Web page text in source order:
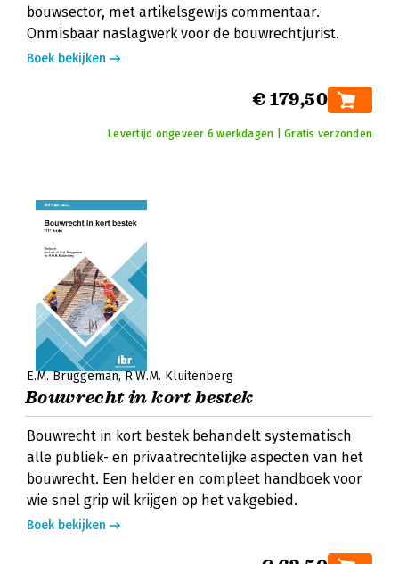
bouwsector, met artikelsgewijs commentaar.
Onmisbaar naslagwerk voor de bouwrechtjurist.
Boek bekijken
€ 179,50
Levertijd ongeveer 6 werkdagen | Gratis verzonden
E.M. Bruggeman R.W.M. Kluitenberg
Bouwrecht in kort bestek
Bouwrecht in kort bestek behandelt systematisch
alle publiek- en privaatrechtelijke aspecten van het
bouwrecht. Een helder en compleet handboek voor
wie snel grip wil krijgen op het vakgebied.
Boek bekijken